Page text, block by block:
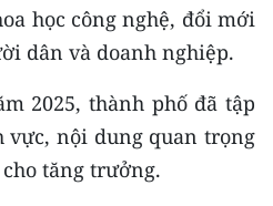
học công nghệ, đổi mới
dân và doanh nghiệp.
2025, thành phố đã tập
vực, nội dung quan trọng
tăng trưởng.